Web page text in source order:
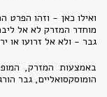
ואילו כאן - וזהו הפרט
מוחדר המזרק לא אל
גבר - ולא אל זרועו או
באמצעות המזרק,
הומוסקסואליים, גבר